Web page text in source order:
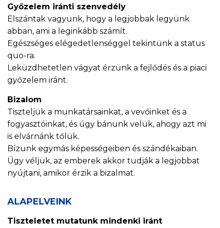
Győzelem iránti szenvedély
Elszántak vagyunk, hogy a legjobbak legyünk
abban, ami a leginkább számít.
Egészséges elégedetlenséggel tekintünk a status
quo-ra.
Leküzdhetetlen vágyat érzünk a fejlődés és a piaci
győzelem iránt.
Bizalom
Tiszteljük a munkatársainkat, a vevőinket és a
fogyasztóinkat, és úgy bánunk velük, ahogy azt mi
is elvárnánk tőlük.
Bízunk egymás képességeiben és szándékaiban.
Úgy véljük, az emberek akkor tudják a legjobbat
nyújtani, amikor érzik a bizalmat.
ALAPELVEINK
Tiszteletet mutatunk mindenki iránt